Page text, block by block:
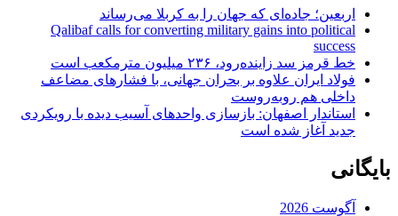
اربعین؛ جاده‌ای که جهان را به کربلا می‌رساند
Qalibaf calls for converting military gains into political
success
خط قرمز سد زاینده‌رود، ۲۳۶ میلیون مترمکعب است
فولاد ایران علاوه بر بحران جهانی، با فشارهای مضاعف
داخلی هم روبه‌روست
استاندار اصفهان: بازسازی واحدهای آسیب دیده با رویکردی
جدید آغاز شده است
بایگانی
آگوست 2026